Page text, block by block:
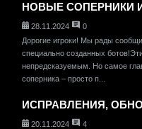
НОВЫЕ СОПЕРНИКИ
28.11.2024
0
Дорогие игроки! Мы рады
специально созданных
непредсказуемым. Но самое
соперника – просто п...
ИСПРАВЛЕНИЯ,
20.11.2024
4